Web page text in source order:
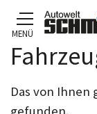
Zum Hauptinhalt
MENÜ
Das von Ihnen